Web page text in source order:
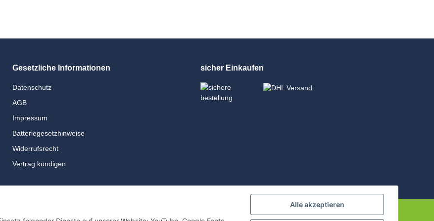
Gesetzliche Informationen
Datenschutz
AGB
Impressum
Batteriegesetzhinweise
Widerrufsrecht
Vertrag kündigen
sicher Einkaufen
Alle akzeptieren